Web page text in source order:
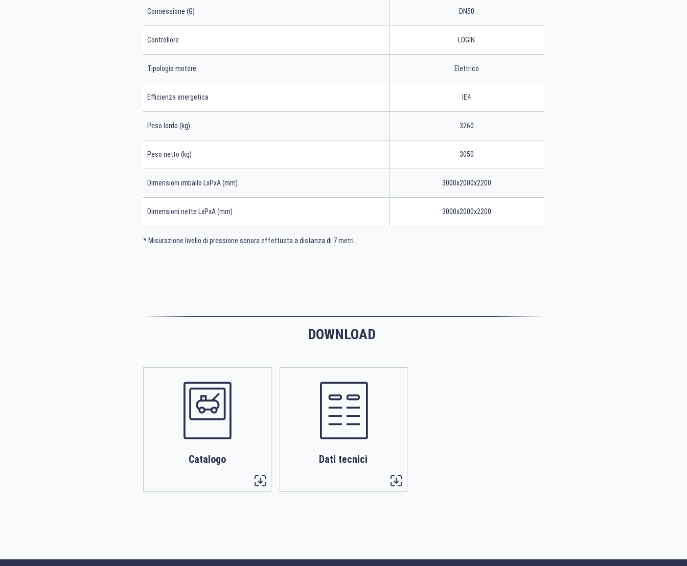
Connessione (G) DN50
Controllore LOGIN
Tipologia motore Elettrico
Efficienza energetica IE4
Peso lordo (kg) 3260
Peso netto (kg) 3050
Dimensioni imballo LxPxA (mm) 3000x2000x2200
Dimensioni nette LxPxA (mm) 3000x2000x2200
* Misurazione livello di pressione sonora effettuata a distanza di 7 metri.
DOWNLOAD
Catalogo Dati tecnici